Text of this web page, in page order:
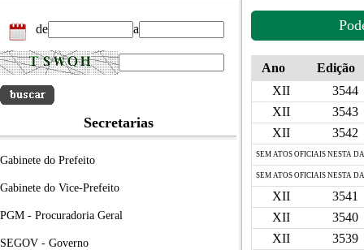
de a
Secretarias
Gabinete do Prefeito
Gabinete do Vice-Prefeito
PGM - Procuradoria Geral
SEGOV - Governo
Ano
Edição
XII
3544
XII
3543
XII
3542
SEM ATOS OFICIAIS NESTA
SEM ATOS OFICIAIS NESTA
XII
3541
XII
3540
XII
3539